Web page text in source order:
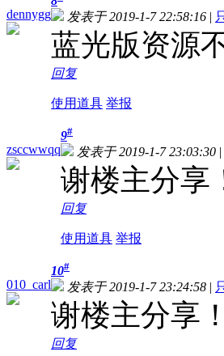
dennygg 发表于 2019-1-7 22:58:16 |
蓝光版资源
回复
使用道具 举报
zsccwwqq
9#
发表于 2019-1-7 23:03:30 |
谢楼主分享
回复
使用道具 举报
010_carl
10#
发表于 2019-1-7 23:24:58 |
谢楼主分享！
回复